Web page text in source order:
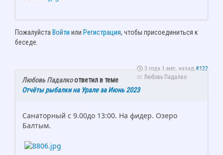
Пожалуйста Войти или Регистрация, чтобы присоединиться к
беседе.
3 года 1 мес. назад #122
отЛюбовь Падалко
Любовь Падалкоответил в теме
Отчёты рыбалки на Урале за Июнь 2023
Санаторный с 9.00до 13:00. На фидер. Озеро
Балтым.